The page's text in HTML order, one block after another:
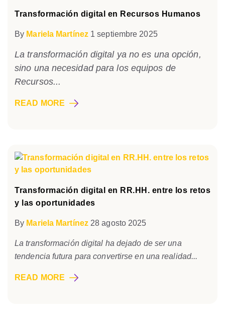
Transformación digital en Recursos Humanos
By Mariela Martínez 1 septiembre 2025
La transformación digital ya no es una opción,
sino una necesidad para los equipos de
Recursos...
READ MORE
Transformación digital en RR.HH. entre los retos
y las oportunidades
By Mariela Martínez 28 agosto 2025
La transformación digital ha dejado de ser una
tendencia futura para convertirse en una realidad...
READ MORE